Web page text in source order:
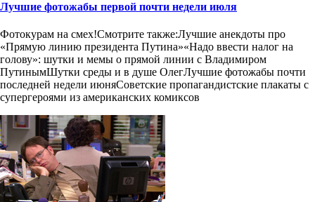
Лучшие фотожабы первой почти недели июля
Фотокурам на смех!Смотрите также:Лучшие анекдоты про
«Прямую линию президента Путина»«Надо ввести налог на
голову»: шутки и мемы о прямой линии с Владимиром
ПутинымШутки среды и в душе ОлегЛучшие фотожабы почти
последней недели июняСоветские пропагандистские плакаты с
супергероями из американских комиксов